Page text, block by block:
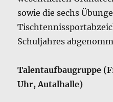
sowie die sechs
Schuljahres
Talentaufbaugruppe
Uhr, Autalhalle)